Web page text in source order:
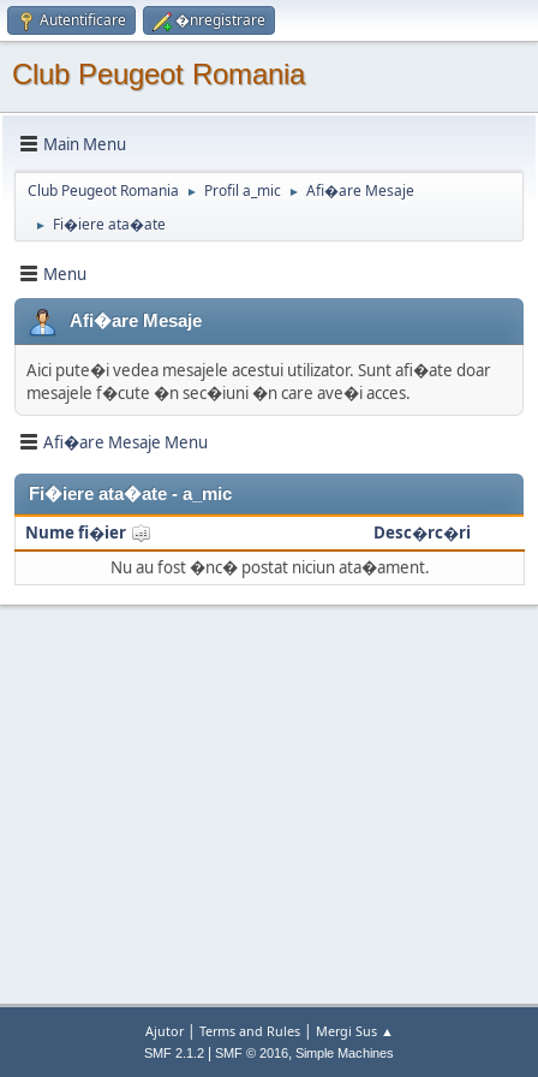
Autentificare �nregistrare
Club Peugeot Romania
Main Menu
Club Peugeot Romania ► Profil a_mic ► Afi�are Mesaje
► Fi�iere ata�ate
Menu
Afi�are Mesaje
Aici pute�i vedea mesajele acestui utilizator. Sunt afi�ate doar
mesajele f�cute �n sec�iuni �n care ave�i acces.
Afi�are Mesaje Menu
Fi�iere ata�ate - a_mic
Nume fi�ier
Desc�rc�ri
Nu au fost �nc� postat niciun ata�ament.
Ajutor| Terms and Rules| Mergi Sus ▲
SMF 2.1.2 SMF © 2016, Simple Machines